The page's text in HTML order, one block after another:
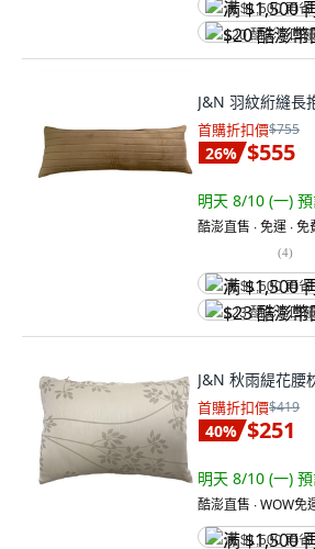
满 $1,500 再
$20 酷澎幣回饋
J&N 羽紋絎縫長
首購折扣價$755
26% $555
明天 8/10 (一)
酷澎直售 ∙ 免運 ∙
(4)
满 $1,500 再
$23 酷澎幣回饋
J&N 秋雨緹花腰
首購折扣價$419
40% $251
明天 8/10 (一)
酷澎直售 ∙ WOW免
满 $1,500 再